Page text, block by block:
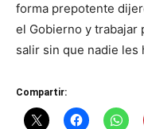
forma prepotente
el Gobierno y trabajar
salir sin que nadie les
Compartir: